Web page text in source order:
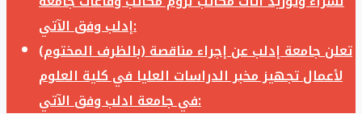
إدلب وفق الآتي:
تعلن جامعة إدلب عن إجراء مناقصة (بالظرف المختوم)
لأعمال تجهيز مخبر الدراسات العليا في كلية العلوم
في جامعة ادلب وفق الآتي: